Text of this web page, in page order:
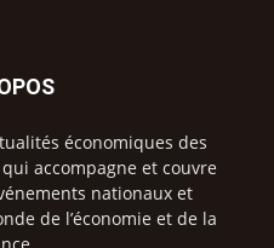
économiques des
accompagne et couvre
nationaux et
de l’économie et de la